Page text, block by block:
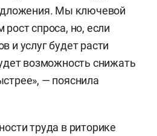
Мы ключевой
спроса, но, если
и услуг будет расти
возможность снижать
— пояснила
труда в риторике